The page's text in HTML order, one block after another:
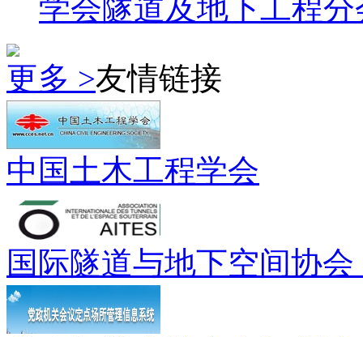
学会隧道及地下工程
更多 >友情链接
中国土木工程学会
国际隧道与地下空间协